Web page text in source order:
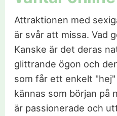
Attraktionen med
är svår att missa. Vad
Kanske är det deras
glittrande ögon och
som får ett enkelt
kännas som början på
är passionerade och